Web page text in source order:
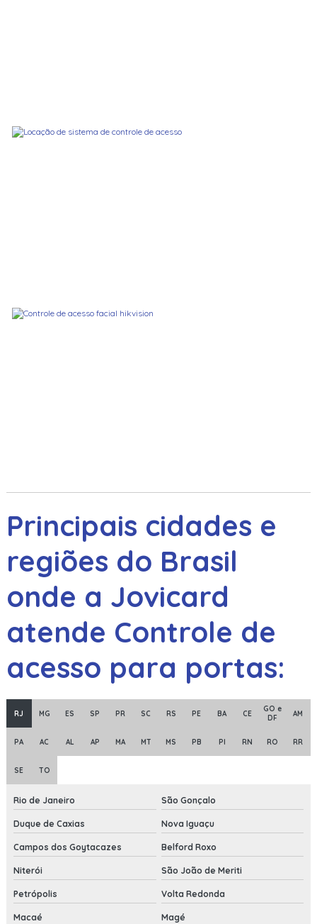
Principais cidades e
regiões do Brasil
onde a Jovicard
atende Controle de
acesso para portas:
RJ MG ES SP PR SC RS PE BA CE
GO e
DF
AM
PA AC AL AP MA MT MS PB PI RN RO RR
SE TO
Rio de Janeiro São Gonçalo
Duque de Caxias Nova Iguaçu
Campos dos Goytacazes Belford Roxo
Niterói São João de Meriti
Petrópolis Volta Redonda
Macaé Magé